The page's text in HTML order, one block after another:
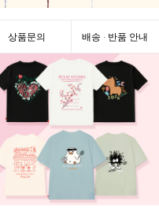
상품문의 배송 · 반품 안내